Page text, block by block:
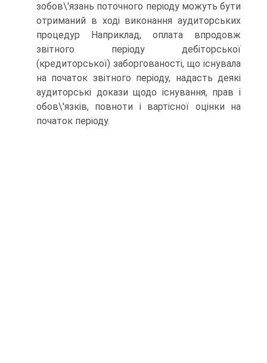
зобов\'язань поточного періоду можуть бути
отриманий в ході виконання аудиторських
процедур Наприклад, оплата впродовж
звітного періоду дебіторської
(кредиторської) заборгованості, що існувала
на початок звітного періоду, надасть деякі
аудиторські докази щодо існування, прав і
обов\'язків, повноти і вартісної оцінки на
початок періоду.